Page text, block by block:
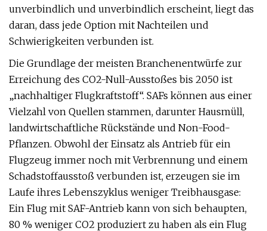
unverbindlich und unverbindlich erscheint, liegt das
daran, dass jede Option mit Nachteilen und
Schwierigkeiten verbunden ist.
Die Grundlage der meisten Branchenentwürfe zur
Erreichung des CO2-Null-Ausstoßes bis 2050 ist
„nachhaltiger Flugkraftstoff“. SAFs können aus einer
Vielzahl von Quellen stammen, darunter Hausmüll,
landwirtschaftliche Rückstände und Non-Food-
Pflanzen. Obwohl der Einsatz als Antrieb für ein
Flugzeug immer noch mit Verbrennung und einem
Schadstoffausstoß verbunden ist, erzeugen sie im
Laufe ihres Lebenszyklus weniger Treibhausgase:
Ein Flug mit SAF-Antrieb kann von sich behaupten,
80 % weniger CO2 produziert zu haben als ein Flug